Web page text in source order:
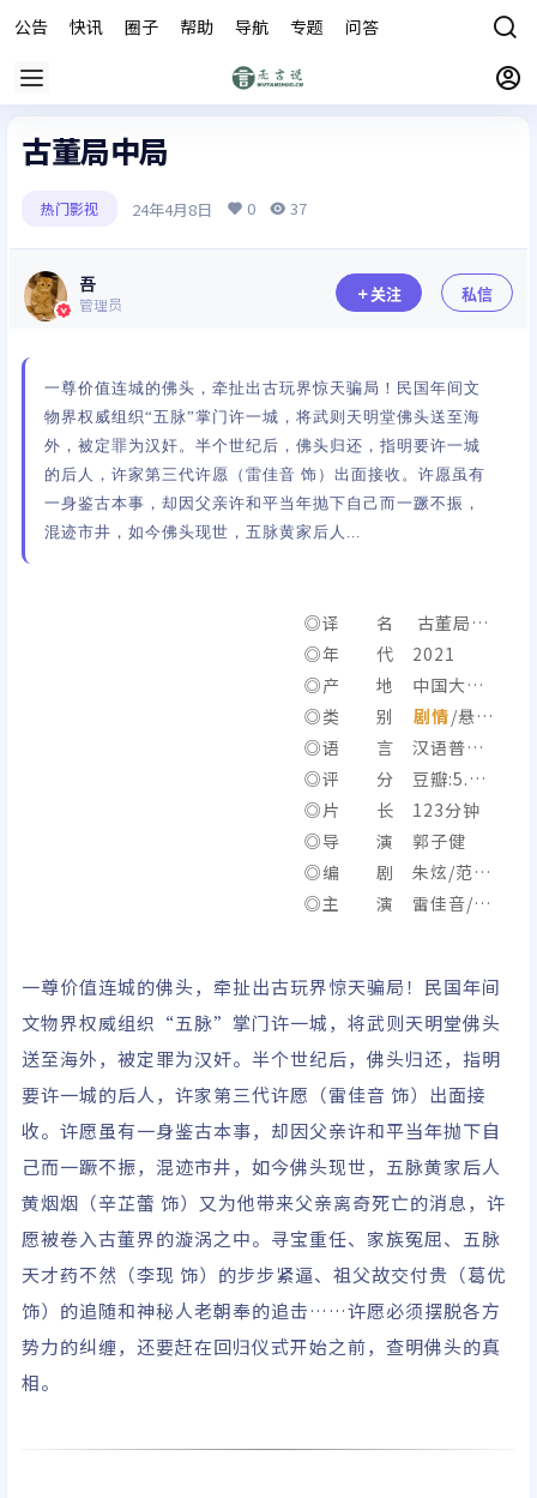
公告 快讯 圈子 帮助 导航 专题 问答
古董局中局
热门影视 24年4月8日 0 37
吾
管理员 关注 私信
一尊价值连城的佛头，牵扯出古玩界惊天骗局！民国年间文
物界权威组织“五脉”掌门许一城，将武则天明堂佛头送至海
外，被定罪为汉奸。半个世纪后，佛头归还，指明要许一城
的后人，许家第三代许愿（雷佳音 饰）出面接收。许愿虽有
一身鉴古本事，却因父亲许和平当年抛下自己而一蹶不振，
混迹市井，如今佛头现世，五脉黄家后人...
◎译 名 古董局中
局电影版 / Schemes I
n Antiques
◎年 代 2021
◎产 地 中国大陆/
中国香港
◎类 别 剧情/悬
疑/冒险
◎语 言 汉语普通
话 / 粤语
◎评 分 豆瓣:5.9/I
MDb:6.0
◎片 长 123分钟
◎导 演 郭子健
◎编 剧 朱炫/范文
文/黄海/王亚鹤/潘依然/
◎主 演 雷佳音/李
新鸣/阿如那/纪焕博/秦
焰
一尊价值连城的佛头，牵扯出古玩界惊天骗局！民国年间
文物界权威组织“五脉”掌门许一城，将武则天明堂佛头
送至海外，被定罪为汉奸。半个世纪后，佛头归还，指明
要许一城的后人，许家第三代许愿（雷佳音 饰）出面接
收。许愿虽有一身鉴古本事，却因父亲许和平当年抛下自
己而一蹶不振，混迹市井，如今佛头现世，五脉黄家后人
黄烟烟（辛芷蕾 饰）又为他带来父亲离奇死亡的消息，许
愿被卷入古董界的漩涡之中。寻宝重任、家族冤屈、五脉
天才药不然（李现 饰）的步步紧逼、祖父故交付贵（葛优
饰）的追随和神秘人老朝奉的追击……许愿必须摆脱各方
势力的纠缠，还要赶在回归仪式开始之前，查明佛头的真
相。